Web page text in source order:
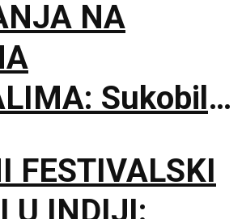
NA
Sukobili
građani i
FESTIVALSKI
U INDIJI: